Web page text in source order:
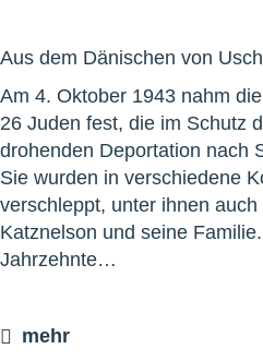
Aus dem Dänischen von
Am 4. Oktober 1943 nahm
26 Juden fest, die im Schutz
drohenden Deportation nach
Sie wurden in verschiedene
verschleppt, unter ihnen
Katznelson und seine Familie.
Jahrzehnte…
mehr